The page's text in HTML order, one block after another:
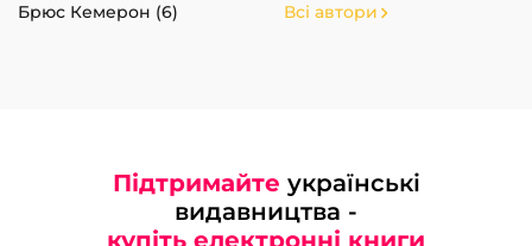
Брюс Кемерон (6)
Всі автори
Підтримайте українські
видавництва -
купіть електронні книги